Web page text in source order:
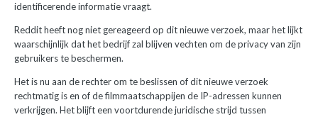
identificerende informatie vraagt.
Reddit heeft nog niet gereageerd op dit nieuwe verzoek, maar het lijkt
waarschijnlijk dat het bedrijf zal blijven vechten om de privacy van zijn
gebruikers te beschermen.
Het is nu aan de rechter om te beslissen of dit nieuwe verzoek
rechtmatig is en of de filmmaatschappijen de IP-adressen kunnen
verkrijgen. Het blijft een voortdurende juridische strijd tussen